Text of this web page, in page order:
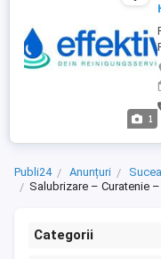
1
Publi24 Anunțuri
Salubrizare – Curatenie
Categorii